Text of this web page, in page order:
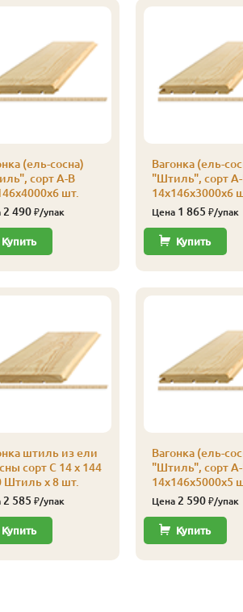
(ель-сосна)
сорт А-В
шт.
2 490₽/упак
Купить
штиль из ели
сорт С 14 x 144
Штиль x 8 шт.
2 585 ₽/упак
Купить
Вагонка (ель-
"Штиль", сорт
14х146х3000х6
Цена 1 865 ₽/упак
Купить
Вагонка (ель-
"Штиль", сорт
14х146х5000х5
Цена 2 590₽/упак
Купить